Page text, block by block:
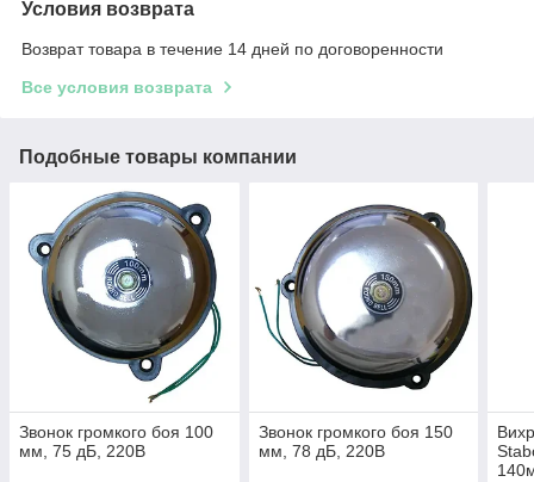
Условия возврата
Возврат товара в течение 14 дней по договоренности
Все условия возврата
Подобные товары компании
Звонок громкого боя 100
мм, 75 дБ, 220В
Звонок громкого боя 150
мм, 78 дБ, 220В